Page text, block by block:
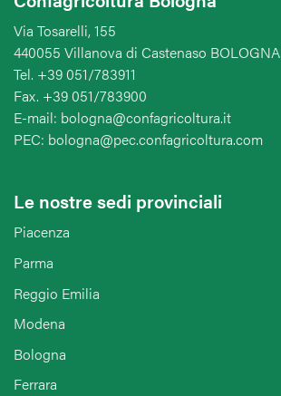
Via Tosarelli, 155
440055 Villanova di Castenaso BOLOGNA
Tel. +39 051/783911
Fax. +39 051/783900
E-mail: bologna@confagricoltura.it
PEC: bologna@pec.confagricoltura.com
Le nostre sedi provinciali
Piacenza
Parma
Reggio Emilia
Modena
Bologna
Ferrara